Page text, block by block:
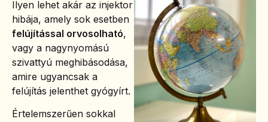
Ilyen lehet akár az injektor
hibája, amely sok esetben
felújítással orvosolható,
vagy a nagynyomású
szivattyú meghibásodása,
amire ugyancsak a
felújítás jelenthet gyógyírt.
Értelemszerűen sokkal